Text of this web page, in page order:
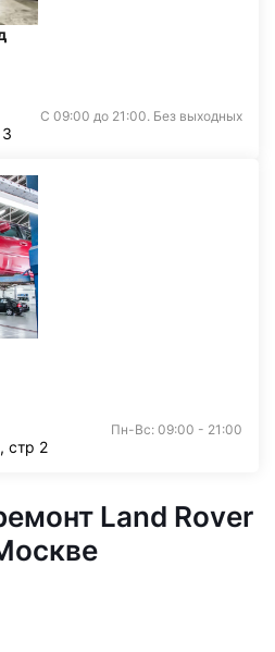
С 09:00 до 21:00. Без выходных
Пн-Вс: 09:00 - 21:00
стр 2
Land Rover